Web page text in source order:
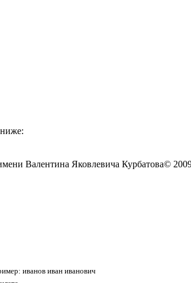
Валентина Яковлевича Курбатова©
иванов иван иванович